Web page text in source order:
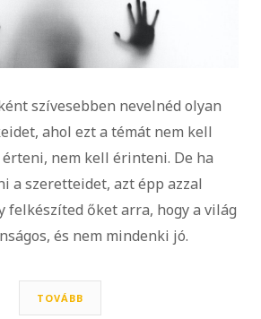
szívesebben nevelnéd olyan
ahol ezt a témát nem kell
nem kell érinteni. De ha
a szeretteidet, azt épp azzal
felkészíted őket arra, hogy a világ
és nem mindenki jó.
TOVÁBB